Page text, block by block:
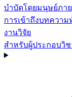
บำบัดโดยมนุษย์ภา
การเข้าถึงบทความ
งานวิจัย
สำหรับผู้ประกอบวิ